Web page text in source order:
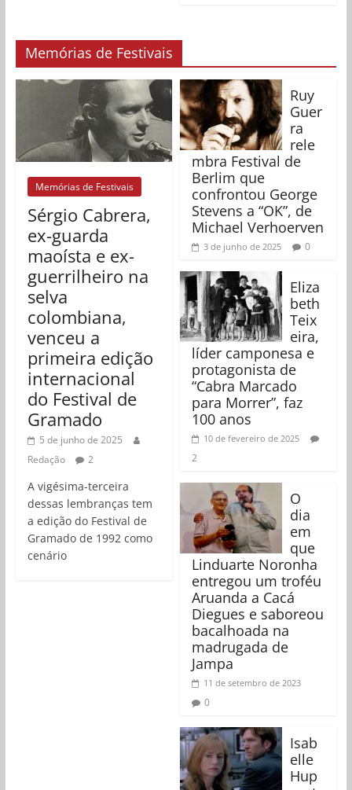
Memórias de Festivais
Memórias de Festivais
Sérgio Cabrera,
ex-guarda
maoísta e ex-
guerrilheiro na
selva
colombiana,
venceu a
primeira edição
internacional
do Festival de
Gramado
5 de junho de 2025
Redação
2
A vigésima-terceira
dessas lembranças tem
a edição do Festival de
Gramado de 1992 como
cenário
Ruy
Guer
ra
rele
mbra Festival de
Berlim que
confrontou George
Stevens a “OK”, de
Michael Verhoerven
3 de junho de 2025 0
Eliza
beth
Teix
eira,
líder camponesa e
protagonista de
“Cabra Marcado
para Morrer”, faz
100 anos
10 de fevereiro de 2025
2
O
dia
em
que
Linduarte Noronha
entregou um troféu
Aruanda a Cacá
Diegues e saboreou
bacalhoada na
madrugada de
Jampa
11 de setembro de 2023
0
Isab
elle
Hup